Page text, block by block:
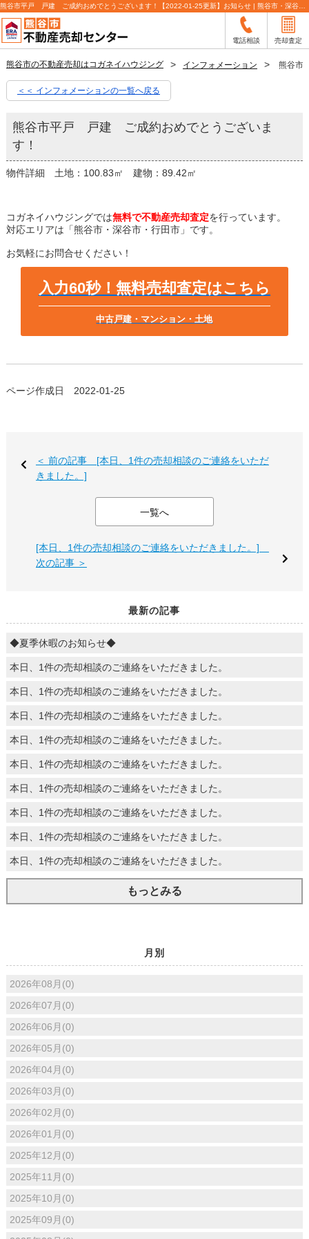
電話相談 売却査定
熊谷市の不動産売却はコガネイハウジング インフォメーション 熊谷市
＜＜ インフォメーションの一覧へ戻る
熊谷市平戸 戸建 ご成約おめでとうございま
す！
物件詳細 土地：100.83㎡ 建物：89.42㎡
コガネイハウジングでは無料で不動産売却査定を行っています。
対応エリアは「熊谷市・深谷市・行田市」です。
お気軽にお問合せください！
入力60秒！無料売却査定はこちら
中古戸建・マンション・土地
ページ作成日 2022-01-25
＜ 前の記事 [本日、1件の売却相談のご連絡をいただ
きました。]
一覧へ
[本日、1件の売却相談のご連絡をいただきました。]
次の記事 ＞
最新の記事
◆夏季休暇のお知らせ◆
本日、1件の売却相談のご連絡をいただきました。
本日、1件の売却相談のご連絡をいただきました。
本日、1件の売却相談のご連絡をいただきました。
本日、1件の売却相談のご連絡をいただきました。
本日、1件の売却相談のご連絡をいただきました。
本日、1件の売却相談のご連絡をいただきました。
本日、1件の売却相談のご連絡をいただきました。
本日、1件の売却相談のご連絡をいただきました。
本日、1件の売却相談のご連絡をいただきました。
もっとみる
月別
2026年08月(0)
2026年07月(0)
2026年06月(0)
2026年05月(0)
2026年04月(0)
2026年03月(0)
2026年02月(0)
2026年01月(0)
2025年12月(0)
2025年11月(0)
2025年10月(0)
2025年09月(0)